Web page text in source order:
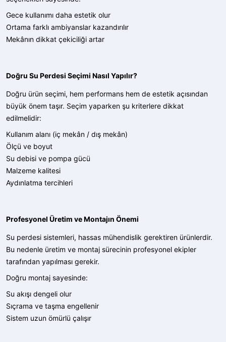
Gece kullanımı daha estetik olur
Ortama farklı ambiyanslar kazandırılır
Mekânın dikkat çekiciliği artar
Doğru Su Perdesi Seçimi Nasıl Yapılır?
Doğru ürün seçimi, hem performans hem de estetik açısından
büyük önem taşır. Seçim yaparken şu kriterlere dikkat
edilmelidir:
Kullanım alanı (iç mekân / dış mekân)
Ölçü ve boyut
Su debisi ve pompa gücü
Malzeme kalitesi
Aydınlatma tercihleri
Profesyonel Üretim ve Montajın Önemi
Su perdesi sistemleri, hassas mühendislik gerektiren ürünlerdir.
Bu nedenle üretim ve montaj sürecinin profesyonel ekipler
tarafından yapılması gerekir.
Doğru montaj sayesinde:
Su akışı dengeli olur
Sıçrama ve taşma engellenir
Sistem uzun ömürlü çalışır